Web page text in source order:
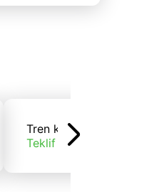
Tren kargo
Teklif alın